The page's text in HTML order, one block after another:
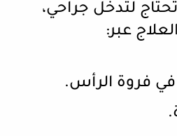
لتدخل جراحي،
عبر:
فروة الرأس.